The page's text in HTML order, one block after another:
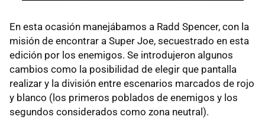
En esta ocasión manejábamos a Radd Spencer, con la
misión de encontrar a Super Joe, secuestrado en esta
edición por los enemigos. Se introdujeron algunos
cambios como la posibilidad de elegir que pantalla
realizar y la división entre escenarios marcados de rojo
y blanco (los primeros poblados de enemigos y los
segundos considerados como zona neutral).